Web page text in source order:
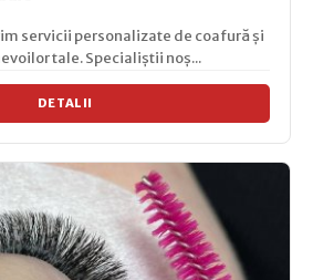
servicii personalizate de coafură și
tale. Specialiștii noș...
DETALII